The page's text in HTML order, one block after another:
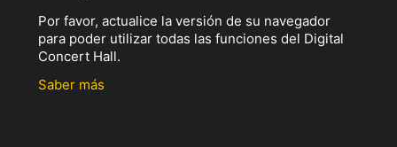
Por favor, actualice la versión de su navegador
para poder utilizar todas las funciones del Digital
Concert Hall.
Saber más